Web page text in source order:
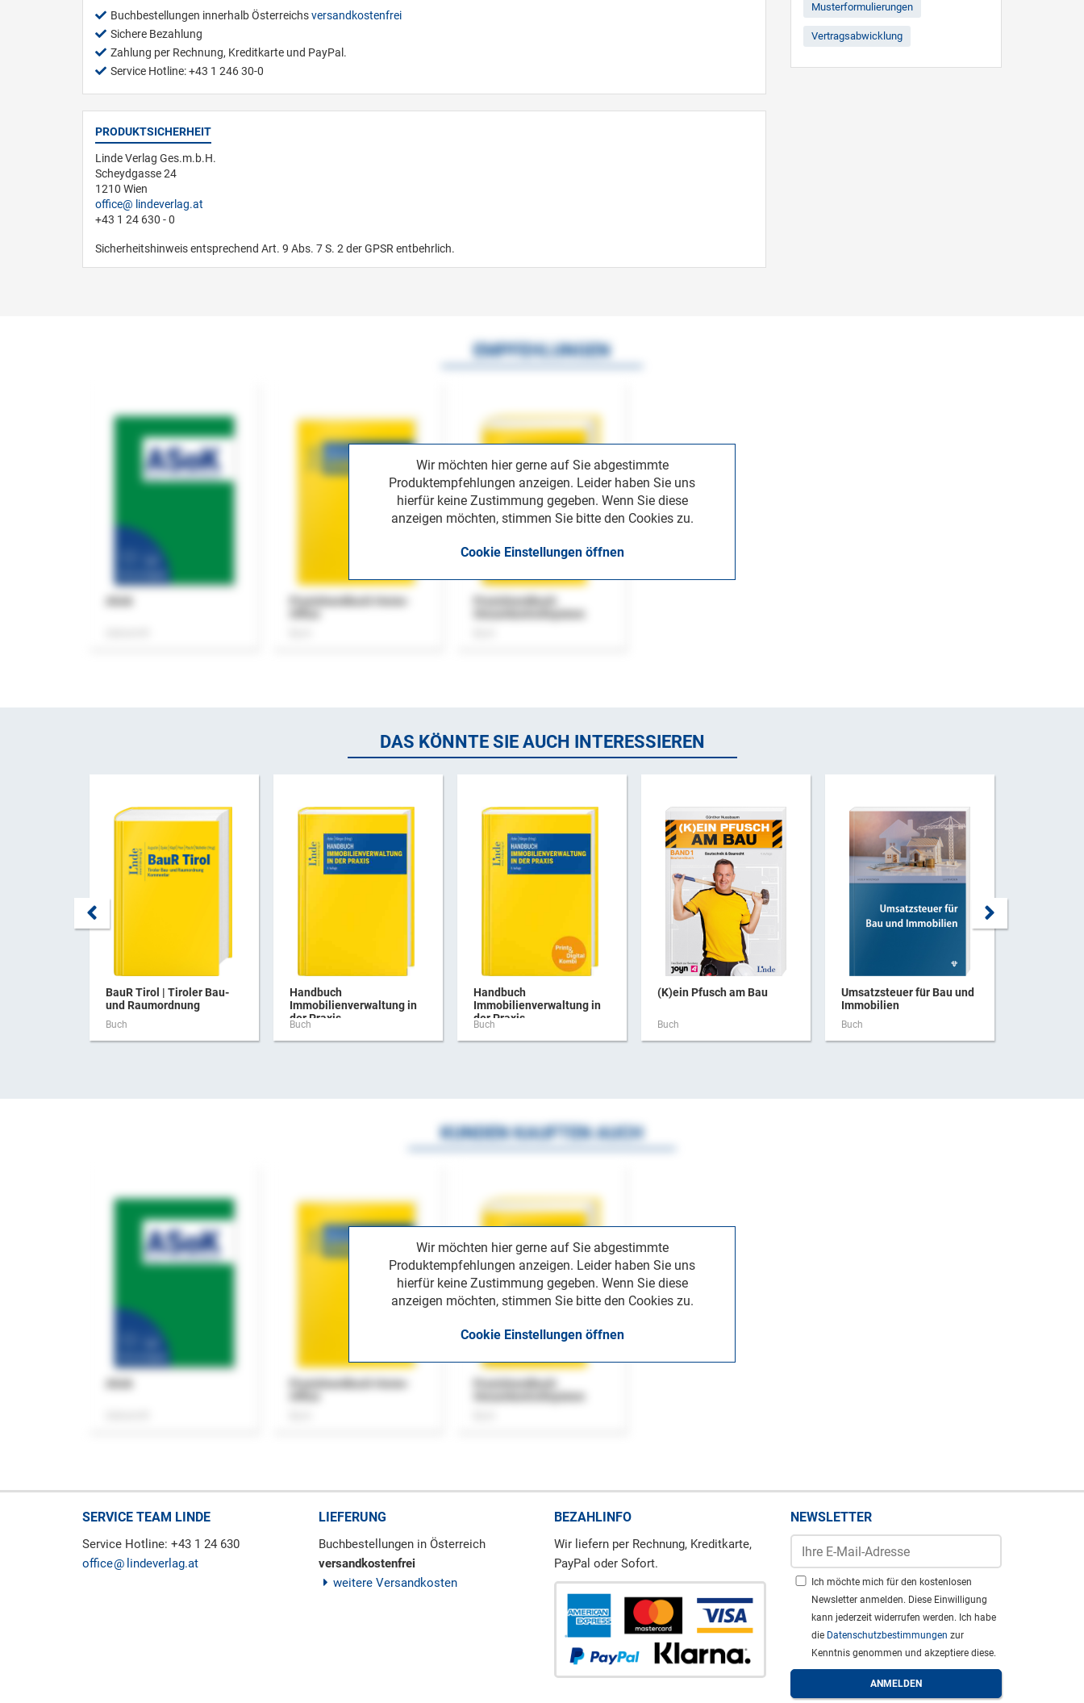
Buchbestellungen innerhalb Österreichsversandkostenfrei
Sichere Bezahlung
Zahlung per Rechnung, Kreditkarte und PayPal.
Service Hotline: +43 1 246 30-0
PRODUKTSICHERHEIT
Linde Verlag Ges.m.b.H.
Scheydgasse 24
1210 Wien
office
lindeverlag.at
+43 1 24 630 - 0
Sicherheitshinweis entsprechend Art. 9 Abs. 7 S. 2 der GPSR entbehrlich.
Musterformulierungen
Vertragsabwicklung
Wir möchten hier gerne auf Sie abgestimmte
Produktempfehlungen anzeigen. Leider haben Sie uns
hierfür keine Zustimmung gegeben. Wenn Sie diese
anzeigen möchten, stimmen Sie bitte den Cookies zu.
Cookie Einstellungen öffnen
EMPFEHLUNGEN
Praxishandbuch Home-
Praxishandbuch
DAS KÖNNTE SIE AUCH INTERESSIEREN
BauR Tirol | Tiroler Bau-
und Raumordnung
Buch
Handbuch
Immobilienverwaltung in
der Praxis
Buch
Handbuch
Immobilienverwaltung in
der Praxis ...
Buch
(K)ein Pfusch am Bau
Buch
Umsatzsteuer für Bau und
Immobilien
Buch
Wir möchten hier gerne auf Sie abgestimmte
Produktempfehlungen anzeigen. Leider haben Sie uns
hierfür keine Zustimmung gegeben. Wenn Sie diese
anzeigen möchten, stimmen Sie bitte den Cookies zu.
Cookie Einstellungen öffnen
KUNDEN KAUFTEN AUCH
Praxishandbuch Home-
Praxishandbuch
SERVICE TEAM LINDE
Service Hotline: +43 1 24 630
office
lindeverlag.at
LIEFERUNG
Buchbestellungen in Österreich
versandkostenfrei
weitere Versandkosten
BEZAHLINFO
Wir liefern per Rechnung, Kreditkarte,
PayPal oder Sofort.
NEWSLETTER
Ich möchte mich für den kostenlosen
Newsletter anmelden. Diese Einwilligung
kann jederzeit widerrufen werden. Ich habe
die Datenschutzbestimmungen zur
Kenntnis genommen und akzeptiere diese.